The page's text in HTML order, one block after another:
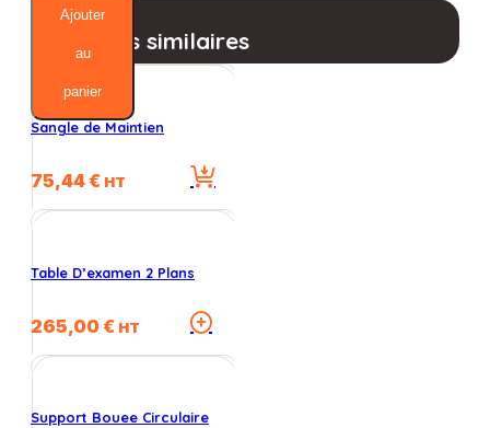
Baton
Telescopique
Ajouter
au
panier
Produits similaires
Sangle de Maintien
75,44€ HT
Table D’examen 2 Plans
265,00€ HT
Ce
a
Support Bouee Circulaire